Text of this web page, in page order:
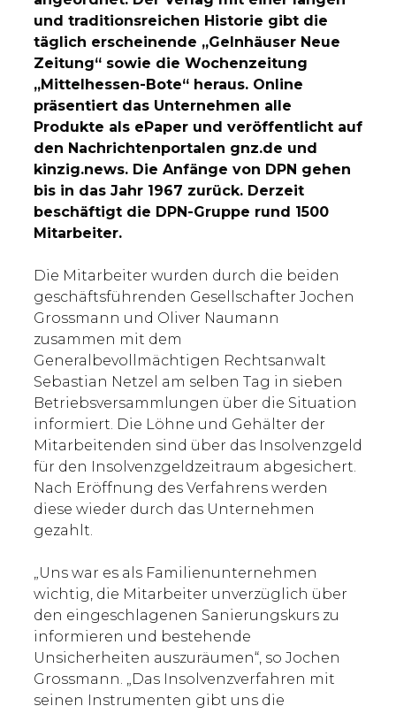
und traditionsreichen Historie gibt die
täglich erscheinende „Gelnhäuser Neue
Zeitung“ sowie die Wochenzeitung
„Mittelhessen-Bote“ heraus. Online
präsentiert das Unternehmen alle
Produkte als ePaper und veröffentlicht auf
den Nachrichtenportalen gnz.de und
kinzig.news. Die Anfänge von DPN gehen
bis in das Jahr 1967 zurück. Derzeit
beschäftigt die DPN-Gruppe rund 1500
Mitarbeiter.
Die Mitarbeiter wurden durch die beiden
geschäftsführenden Gesellschafter Jochen
Grossmann und Oliver Naumann
zusammen mit dem
Generalbevollmächtigen Rechtsanwalt
Sebastian Netzel am selben Tag in sieben
Betriebsversammlungen über die Situation
informiert. Die Löhne und Gehälter der
Mitarbeitenden sind über das Insolvenzgeld
für den Insolvenzgeldzeitraum abgesichert.
Nach Eröffnung des Verfahrens werden
diese wieder durch das Unternehmen
gezahlt.
„Uns war es als Familienunternehmen
wichtig, die Mitarbeiter unverzüglich über
den eingeschlagenen Sanierungskurs zu
informieren und bestehende
Unsicherheiten auszuräumen“, so Jochen
Grossmann. „Das Insolvenzverfahren mit
seinen Instrumenten gibt uns die